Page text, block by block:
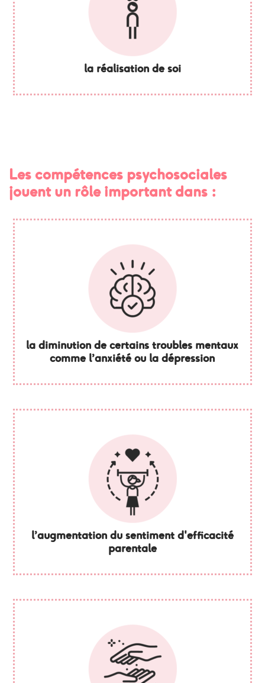
la réalisation de soi
Les compétences psychosociales
jouent un rôle important dans :
la diminution de certains troubles mentaux
comme l’anxiété ou la dépression
l’augmentation du sentiment d'efficacité
parentale